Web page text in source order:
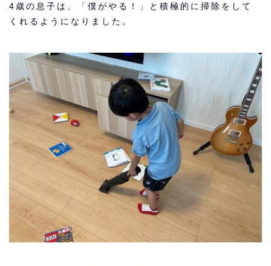
4歳の息子は、「僕がやる！」と積極的に掃除をして
くれるようになりました。